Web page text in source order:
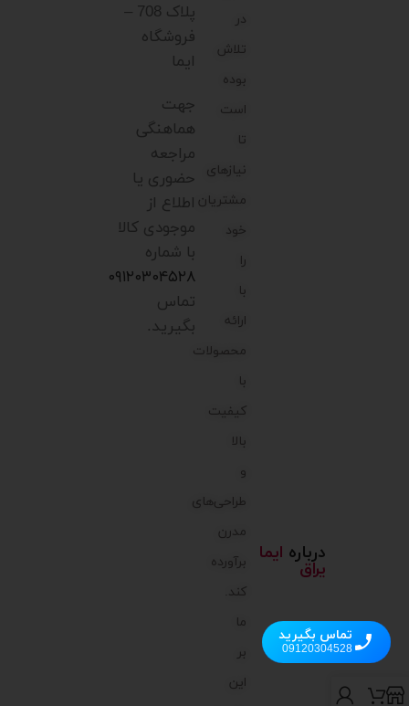
درباره ایما
یراق
در
تلاش
بوده
است
تا
نیازهای
مشتریان
خود
را
با
ارائه
محصولات
با
کیفیت
بالا
و
طراحی‌های
مدرن
برآورده
کند.
ما
بر
این
پلاک 708 –
فروشگاه
ایما
جهت
هماهنگی
مراجعه
حضوری یا
اطلاع از
موجودی کالا
با شماره
۰۹۱۲۰۳۰۴۵۲۸
تماس
بگیرید.
تماس بگیرید
09120304528